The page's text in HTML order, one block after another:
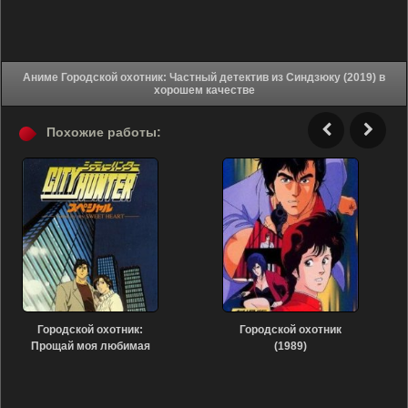
Аниме Городской охотник: Частный детектив из Синдзюку (2019) в
хорошем качестве
Похожие работы:
Городской охотник:
Прощай моя любимая
Городской охотник
(1989)